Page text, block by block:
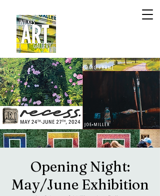
Opening Night:
May/June Exhibition